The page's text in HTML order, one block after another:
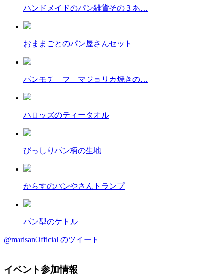
ハンドメイドのパン雑貨その３あ…
おままごとのパン屋さんセット
パンモチーフ マジョリカ焼きの…
ハロッズのティータオル
びっしりパン柄の生地
からすのパンやさんトランプ
パン型のケトル
@marisanOfficial のツイート
イベント参加情報